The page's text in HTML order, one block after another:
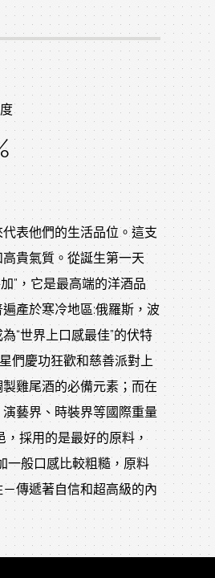
表他們的生活品位。這支
貴氣質。從誕生第一天
”，它是最高端的洋酒品
產於寒冷地區:俄羅斯，波
“世界上口感最佳”的伏特
們慶功狂歡和慈善派對上
雞尾酒的必備元素；而在
藝界、時裝界等國際重量
，採用的是最好的原料，
一般口感比較粗糙，原料
傳遞著自信和超高級的內